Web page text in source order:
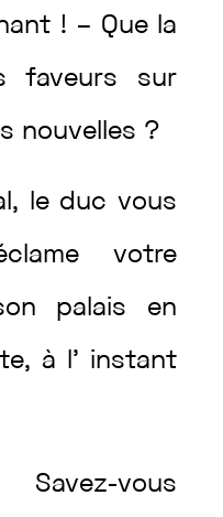
! – Que la
faveurs sur
nouvelles ?
, le duc vous
votre
palais en
, à l’ instant
Savez-vous